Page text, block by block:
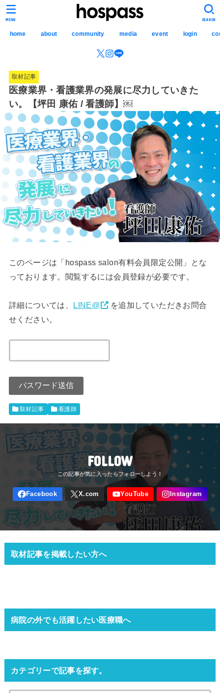
hospass media
home about community media event login
SEARCH
MENU
取材記事
医療業界・看護業界の発展に尽力していきた
い。【坪田 康佑 / 看護師】￼
このページは「hospass salon有料会員限定公開」とな
っております。閲覧するには会員登録が必要です。
詳細については、 LINE@
を追加していただきお問合
せください。
取材記事 看護師
FOLLOW
取材記事を掲載したい方へ
病院の外でも活躍したい医療職へ
カテゴリーで記事を探す。